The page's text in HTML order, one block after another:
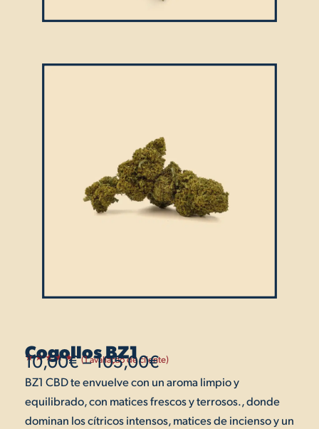
Cogollos BZ1
Classificado
com5.00
em 5 com
base em
1
classificação
de cliente
(1avaliação de cliente)
10,00€–105,00€
Price
range:
BZ1 CBD te envuelve con un aroma limpio y
equilibrado, con matices frescos y terrosos., donde
dominan los cítricos intensos, matices de incienso y un